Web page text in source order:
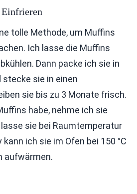
tolle Methode, um Muffins
Ich lasse die Muffins
Dann packe ich sie in
sie in einen
sie bis zu 3 Monate frisch.
habe, nehme ich sie
sie bei Raumtemperatur
ich sie im Ofen bei 150 °C
aufwärmen.